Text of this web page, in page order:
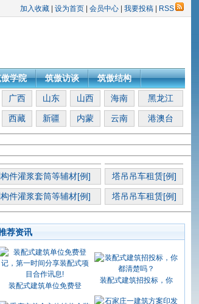
加入收藏 设为首页 会员中心 我要投稿 RSS
学院 筑傲访谈 筑傲结构
广西 山东 山西 海南 黑龙江
西藏 新疆 内蒙 云南 港澳台
件灌浆套筒等辅材[例] 塔吊吊车租赁[例]
件灌浆套筒等辅材[例] 塔吊吊车租赁[例]
荐资讯
装配式建筑单位免费登
装配式建筑招投标，你